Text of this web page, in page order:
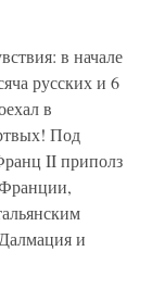
в начале
русских и 6
в
Под
II приполз
и